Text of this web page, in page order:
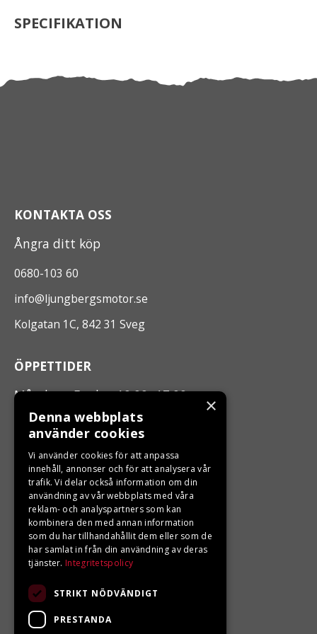
SPECIFIKATION
KONTAKTA OSS
Ångra ditt köp
0680-103 60
info@ljungbergsmotor.se
Kolgatan 1C, 842 31 Sveg
ÖPPETTIDER
Måndag - Fredag 10.00 -17.00
LJUNGBERGS MOTOR
Din BRP återförsäljare i Sveg!
×
Denna webbplats
använder cookies
Vi använder cookies för att anpassa
innehåll, annonser och för att analysera vår
trafik. Vi delar också information om din
användning av vår webbplats med våra
reklam- och analyspartners som kan
kombinera den med annan information
som du har tillhandahållit dem eller som de
har samlat in från din användning av deras
tjänster. Integritetspolicy
STRIKT NÖDVÄNDIGT
PRESTANDA